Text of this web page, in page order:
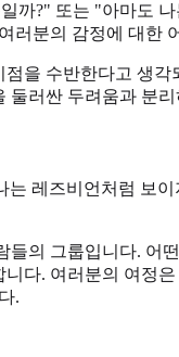
까?" 또는 "아마도
분의 감정에 대한
을 수반한다고 생
러싼 두려움과 분
레즈비언처럼 보
의 그룹입니다. 어
다. 여러분의 여정
.